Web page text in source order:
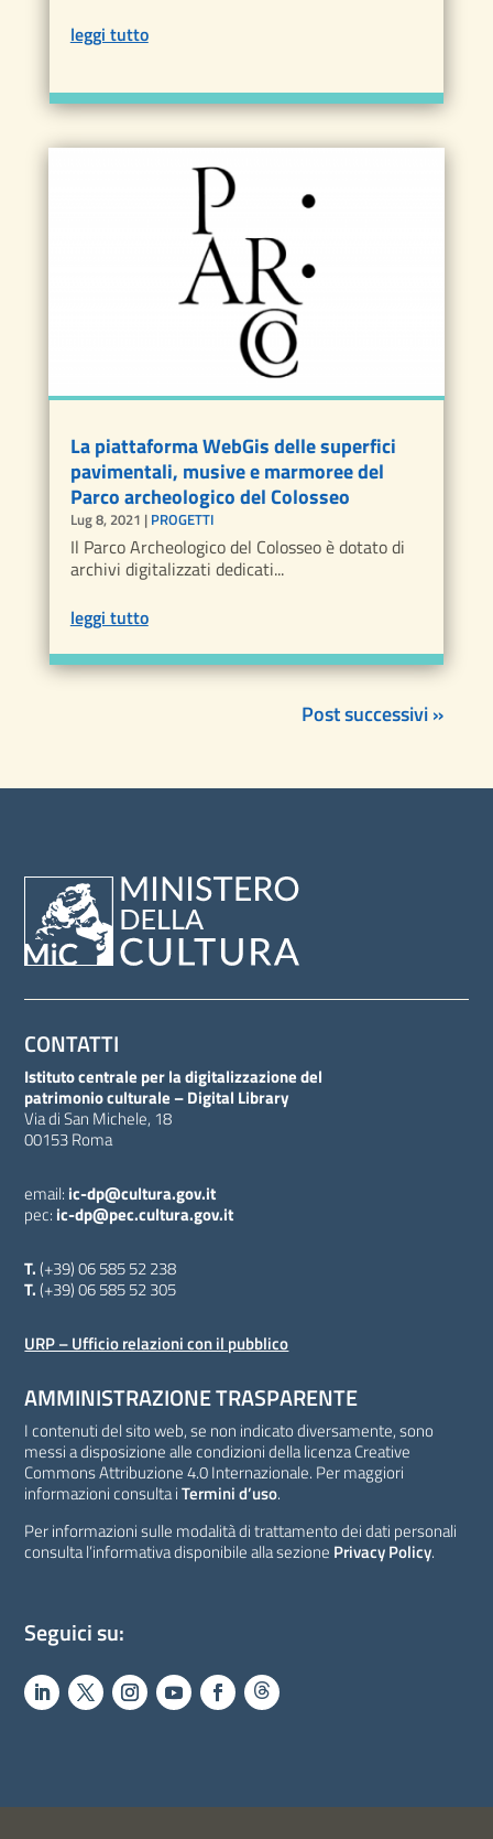
leggi tutto
La piattaforma WebGis delle superfici
pavimentali, musive e marmoree del
Parco archeologico del Colosseo
Lug 8, 2021 | PROGETTI
Il Parco Archeologico del Colosseo è dotato di
archivi digitalizzati dedicati...
leggi tutto
Post successivi »
CONTATTI
Istituto centrale per la digitalizzazione del
patrimonio culturale – Digital Library
Via di San Michele, 18
00153 Roma
email: ic-dp@cultura.gov.it
pec: ic-dp@pec.cultura.gov.it
T.(+39) 06 585 52 238
T.(+39) 06 585 52 305
URP – Ufficio relazioni con il pubblico
AMMINISTRAZIONE TRASPARENTE
I contenuti del sito web, se non indicato diversamente, sono
messi a disposizione alle condizioni della licenza Creative
Commons Attribuzione 4.0 Internazionale. Per maggiori
informazioni consulta iTermini d’uso.
Per informazioni sulle modalità di trattamento dei dati personali
consulta l’informativa disponibile alla sezione Privacy Policy.
Seguici su: